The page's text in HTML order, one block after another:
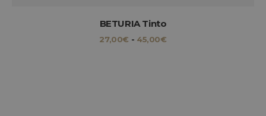
BETURIA Tinto
27,00€ - 45,00€RANGO